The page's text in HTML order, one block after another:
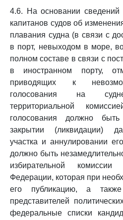
4.6. На основании сведений
капитанов судов об
плавания судна (в связи с
в порт, невыходом в море,
полном составе в связи с
в иностранном порту,
приводящих к
голосования на
территориальной
голосования должно
закрытии (ликвидации)
участка и аннулировании
должно быть
избирательной комиссии
Федерации, которая при
его публикацию, а
представителей
федеральные списки